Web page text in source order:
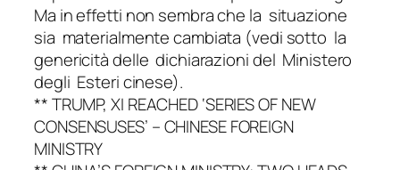
Ma in effetti non sembra che la situazione
sia materialmente cambiata (vedi sotto la
genericità delle dichiarazioni del Ministero
degli Esteri cinese).
** TRUMP, XI REACHED ‘SERIES OF NEW
CONSENSUSES’ – CHINESE FOREIGN
MINISTRY